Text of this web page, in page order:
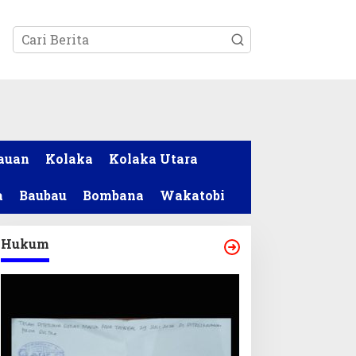
Kolaka Kolaka Utara
Baubau Bombana Wakatobi
Hukum